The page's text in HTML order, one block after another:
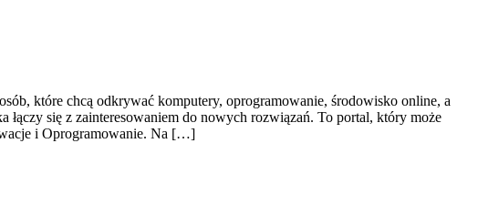
które chcą odkrywać komputery, oprogramowanie, środowisko online, a
się z zainteresowaniem do nowych rozwiązań. To portal, który może
i Oprogramowanie. Na […]